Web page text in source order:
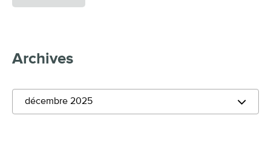
Archives
décembre 2025